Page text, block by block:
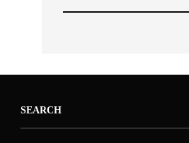
SEARCH